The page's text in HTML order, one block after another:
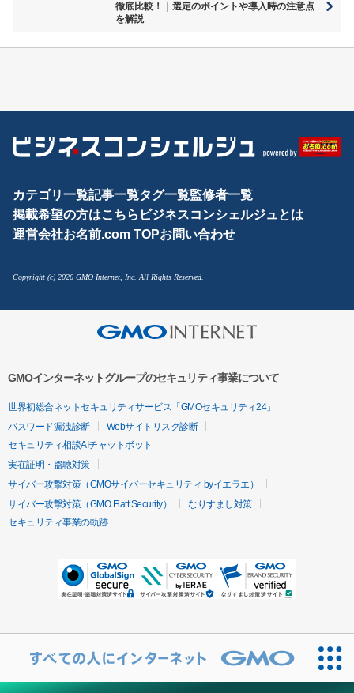
徹底比較！｜選定のポイントや導入時の注意点
を解説
カテゴリ一覧記事一覧タグ一覧監修者一覧
掲載希望の方はこちら ビジネスコンシェルジュとは
運営会社お名前.com TOPお問い合わせ
Copyright (c) 2026 GMO Internet, Inc. All Rights Reserved.
GMOインターネットグループのセキュリティ事業について
世界初総合ネットセキュリティサービス「GMOセキュリティ24」
パスワード漏洩診断
Webサイトリスク診断
セキュリティ相談AIチャットボット
実在証明・盗聴対策
サイバー攻撃対策（GMOサイバーセキュリティ byイエラエ）
サイバー攻撃対策（GMO Flatt Security）
なりすまし対策
セキュリティ事業の軌跡